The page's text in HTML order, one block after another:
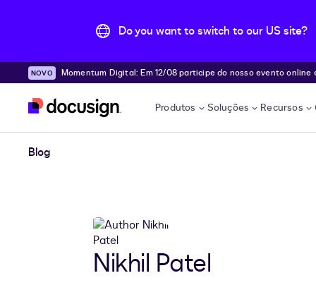
Do you want to switch to our US site?
Pular para o conteúdo principal
Momentum Digital: Em 12/08 participe do nosso evento online e
e!
Produtos Soluções Recursos
Blog
Nikhil Patel